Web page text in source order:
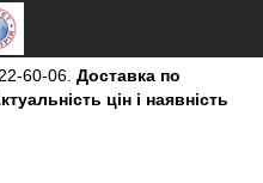
60-06. Доставка по
цін і наявність